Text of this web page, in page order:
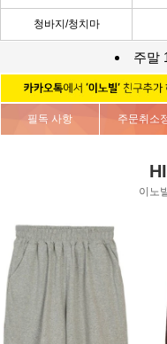
청바지/청치마
주말
필독 사항 주문취소
이노